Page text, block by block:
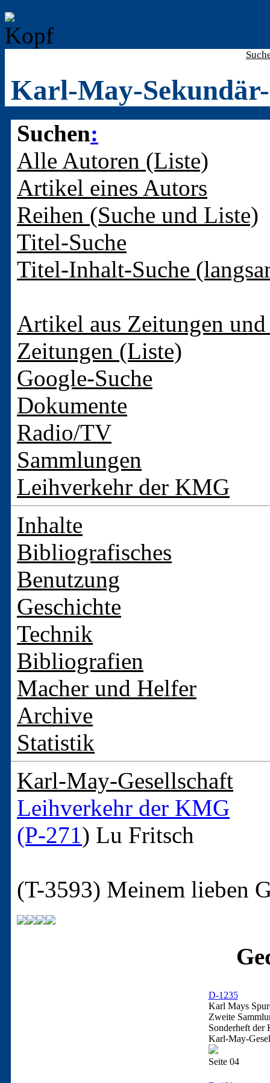
Karl-May-
Suchen:
Alle Autoren (Liste)
Artikel eines Autors
Reihen (Suche und Liste)
Titel-Suche
Titel-Inhalt-Suche
Artikel aus Zeitungen
Zeitungen (Liste)
Google-Suche
Dokumente
Radio/TV
Sammlungen
Leihverkehr der KMG
Inhalte
Bibliografisches
Benutzung
Geschichte
Technik
Bibliografien
Macher und Helfer
Archive
Statistik
Karl-May-Gesellschaft
Leihverkehr der KMG
(P-271) Lu Fritsch
(T-3593) Meinem lieben
D-1235
Karl Mays
Zweite
Sonderheft der
Karl-May-
Seite 04